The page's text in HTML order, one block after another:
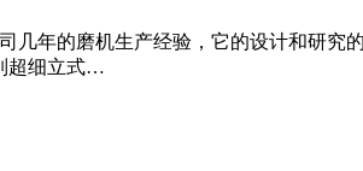
几年的磨机生产经验，它的设计和研
超细立式…